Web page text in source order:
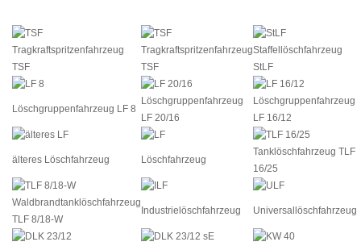
Tragkraftspritzenfahrzeug
TSF
Tragkraftspritzenfahrzeug
TSF
Staffellöschfahrzeug
StLF
Löschgruppenfahrzeug LF 8
Löschgruppenfahrzeug
LF 20/16
Löschgruppenfahrzeug
LF 16/12
älteres Löschfahrzeug Löschfahrzeug
Tanklöschfahrzeug TLF
16/25
Waldbrandtanklöschfahrzeug
TLF 8/18-W
Industrielöschfahrzeug Universallöschfahrzeug